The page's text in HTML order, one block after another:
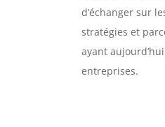
d’échanger sur
stratégies et
ayant
entreprises.